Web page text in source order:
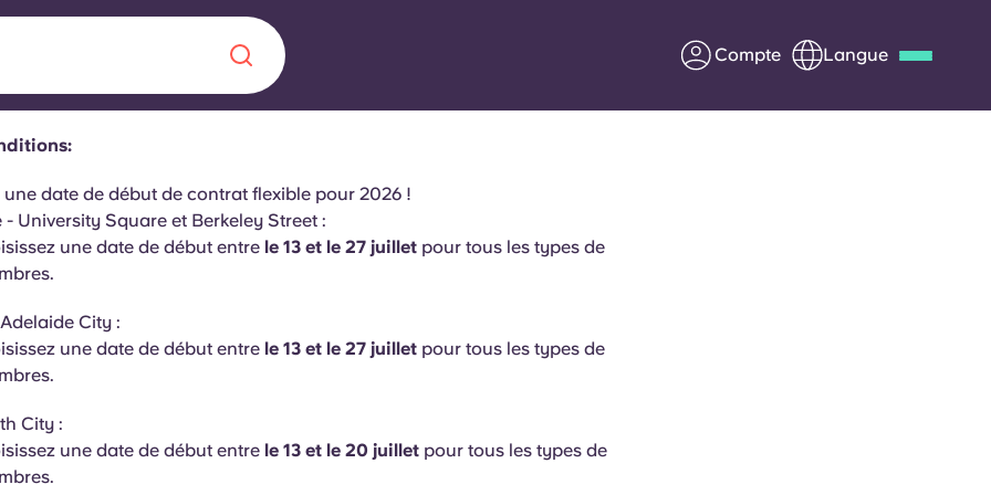
Compte Langue
d'une
avec
moments
Blog
Entrer en contact
une date de début de contrat flexible pour 2026 !
University Square et Berkeley Street :
une date de début entre le 13 et le 27 juillet pour tous les types de
City :
une date de début entre le 13 et le 27 juillet pour tous les types de
City :
une date de début entre le 13 et le 20 juillet pour tous les types de